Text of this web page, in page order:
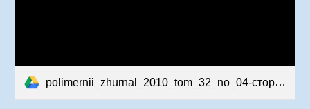
polimernii_zhurnal_2010_tom_32_no_04-сторінки-59-62.pdf